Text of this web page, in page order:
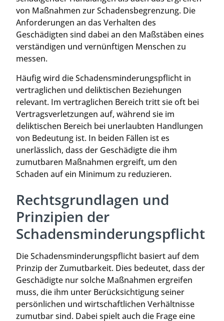
von Maßnahmen zur Schadensbegrenzung. Die
Anforderungen an das Verhalten des
Geschädigten sind dabei an den Maßstäben eines
verständigen und vernünftigen Menschen zu
messen.
Häufig wird die Schadensminderungspflicht in
vertraglichen und deliktischen Beziehungen
relevant. Im vertraglichen Bereich tritt sie oft bei
Vertragsverletzungen auf, während sie im
deliktischen Bereich bei unerlaubten Handlungen
von Bedeutung ist. In beiden Fällen ist es
unerlässlich, dass der Geschädigte die ihm
zumutbaren Maßnahmen ergreift, um den
Schaden auf ein Minimum zu reduzieren.
Rechtsgrundlagen und
Prinzipien der
Schadensminderungspflicht
Die Schadensminderungspflicht basiert auf dem
Prinzip der Zumutbarkeit. Dies bedeutet, dass der
Geschädigte nur solche Maßnahmen ergreifen
muss, die ihm unter Berücksichtigung seiner
persönlichen und wirtschaftlichen Verhältnisse
zumutbar sind. Dabei spielt auch die Frage eine